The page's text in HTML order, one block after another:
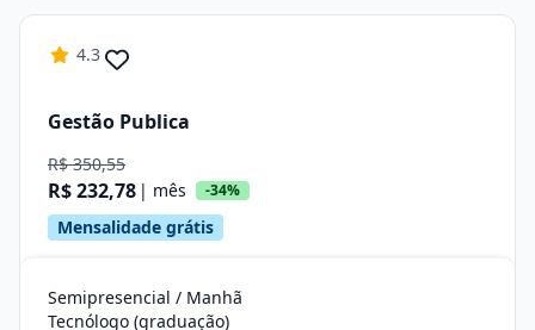
4.3
Gestão Publica
R$ 350,55
R$ 232,78 | mês -34%
Mensalidade grátis
Semipresencial / Manhã
Tecnólogo (graduação)